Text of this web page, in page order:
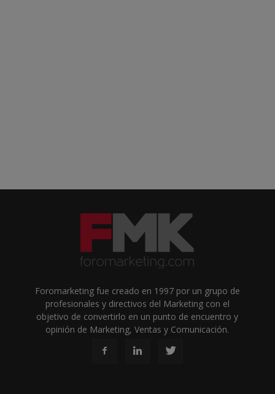
Foromarketing fue creado en 1997 por un grupo de
profesionales y directivos del Marketing con el
objetivo de convertirlo en un punto de encuentro y
opinión de Marketing, Ventas y Comunicación.